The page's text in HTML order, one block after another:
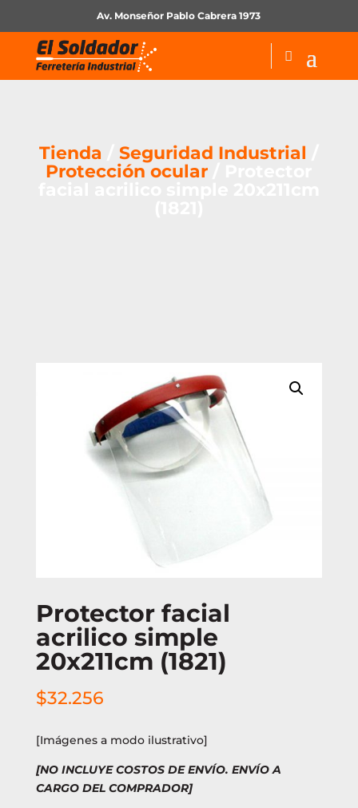
Av. Monseñor Pablo Cabrera 1973
Tienda Seguridad Industrial
Protección ocular
Protector facial
acrilico simple
20x211cm (1821)
$32.256
[Imágenes a modo ilustrativo]
[NO INCLUYE COSTOS DE ENVÍO. ENVÍO A
CARGO DEL COMPRADOR]